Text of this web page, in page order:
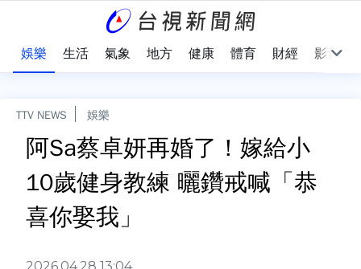
娛樂 生活 氣象 地方 健康 體育 財經 影音
TTV NEWS 娛樂
阿Sa蔡卓妍再婚了！嫁給小
10歲健身教練 曬鑽戒喊「恭
喜你娶我」